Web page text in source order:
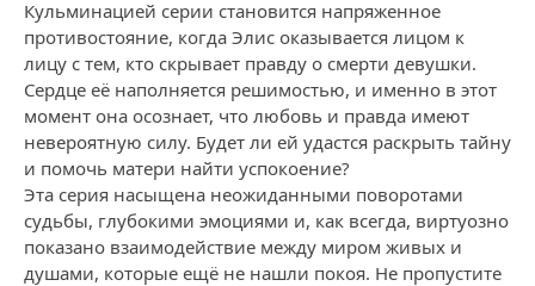
Кульминацией серии становится напряженное
противостояние, когда Элис оказывается лицом к
лицу с тем, кто скрывает правду о смерти девушки.
Сердце её наполняется решимостью, и именно в этот
момент она осознает, что любовь и правда имеют
невероятную силу. Будет ли ей удастся раскрыть тайну
и помочь матери найти успокоение?
Эта серия насыщена неожиданными поворотами
судьбы, глубокими эмоциями и, как всегда, виртуозно
показано взаимодействие между миром живых и
душами, которые ещё не нашли покоя. Не пропустите